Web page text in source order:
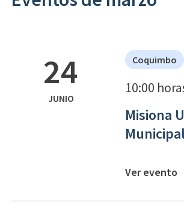
24
JUNIO
Coquimbo
10:00
Misiona
Ver evento